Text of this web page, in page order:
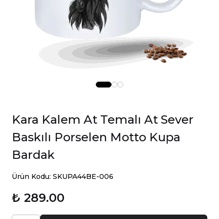
Kara Kalem At Temalı At Sever
Baskılı Porselen Motto Kupa
Bardak
Ürün Kodu: SKUPA44BE-006
₺ 289.00